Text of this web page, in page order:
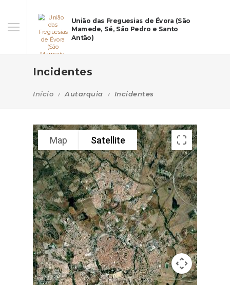
União das Freguesias de Évora (São
Mamede, Sé, São Pedro e Santo
Antão)
Incidentes
Início Autarquia Incidentes
Map Satellite